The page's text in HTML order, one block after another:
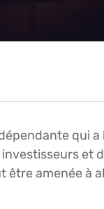
qui a
et
être amenée à